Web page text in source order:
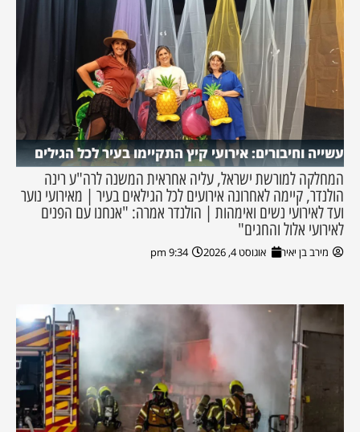
עשייה וחיבורים: אירועי קיץ התקיימו בעיר לכל הגילים
המחלקה למורשת ישראל, עליה אחראית המשנה לרה"ע רינה
הולנדר, קיימה לאחרונה אירועים לכל הגילאים בעיר | מאירועי נוער
ועד לאירועי נשים ואימהות | הולנדר אמרה: "אנחנו עם הפנים
לאירועי אלול והחגים"
מירב בן יאיר אוגוסט 4, 2026 9:34 pm